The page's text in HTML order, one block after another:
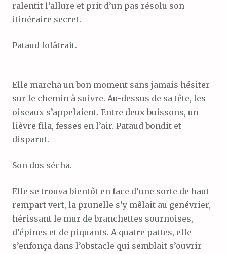
ralentit l’allure et prit d’un pas résolu son
itinéraire secret.
Pataud folâtrait.
Elle marcha un bon moment sans jamais hésiter
sur le chemin à suivre. Au-dessus de sa tête, les
oiseaux s’appelaient. Entre deux buissons, un
lièvre fila, fesses en l’air. Pataud bondit et
disparut.
Son dos sécha.
Elle se trouva bientôt en face d’une sorte de haut
rempart vert, la prunelle s’y mêlait au genévrier,
hérissant le mur de branchettes sournoises,
d’épines et de piquants. A quatre pattes, elle
s’enfonça dans l’obstacle qui semblait s’ouvrir